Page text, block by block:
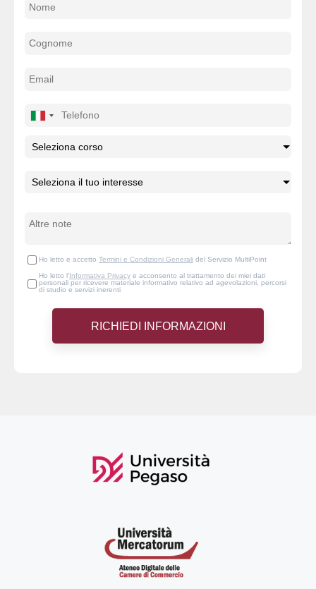
Ho letto e accetto Termini e Condizioni Generali del Servizio MultiPoint
Ho letto l'Informativa Privacy e acconsento al trattamento dei miei dati
personali per ricevere materiale informativo relativo ad agevolazioni, percorsi
di studio e servizi inerenti